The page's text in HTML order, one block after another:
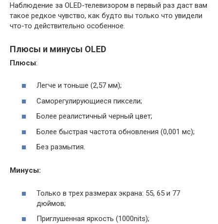
Наблюдение за OLED-телевизором в первый раз даст вам
такое редкое чувство, как будто вы только что увидели
что-то действительно особенное.
Плюсы и минусы OLED
Плюсы:
Легче и тоньше (2,57 мм);
Саморегулирующиеся пиксели;
Более реалистичный черный цвет;
Более быстрая частота обновления (0,001 мс);
Без размытия.
Минусы:
Только в трех размерах экрана: 55, 65 и 77
дюймов;
Приглушенная яркость (1000nits);